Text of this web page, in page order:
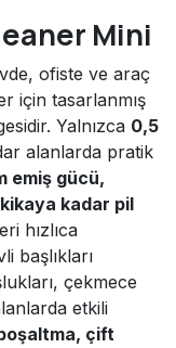
Mini
ofiste ve araç
için tasarlanmış
Yalnızca 0,5
alanlarda pratik
emiş gücü,
kadar pil
hızlıca
başlıkları
çekmece
etkili
çift